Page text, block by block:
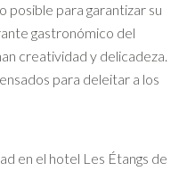
posible para garantizar su
gastronómico del
creatividad y delicadeza.
para deleitar a los
en el hotel Les Étangs de